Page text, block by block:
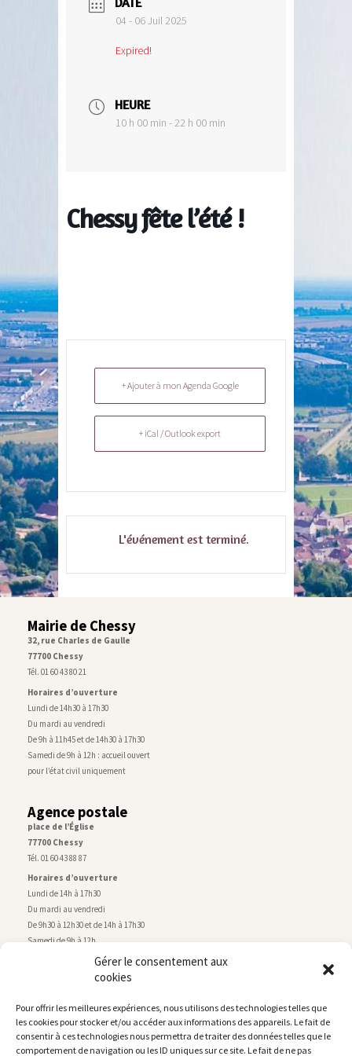
Gérer le consentement aux
cookies
Pour offrir les meilleures expériences, nous utilisons des technologies telles que
les cookies pour stocker et/ou accéder aux informations des appareils. Le fait de
consentir à ces technologies nous permettra de traiter des données telles que le
comportement de navigation ou les ID uniques sur ce site. Le fait de ne pas
04 - 06 Juil 2025
Expired!
HEURE
10 h 00 min - 22 h 00 min
Chessy fête l’été !
+ Ajouter à mon Agenda Google
+ iCal / Outlook export
L'événement est terminé.
Mairie de Chessy
32, rue Charles de Gaulle
77700 Chessy
Tél. 01 60 43 80 21
Horaires d’ouverture
Lundi de 14h30 à 17h30
Du mardi au vendredi
De 9h à 11h45 et de 14h30 à 17h30
Samedi de 9h à 12h : accueil ouvert
pour l’état civil uniquement
Agence postale
place de l’Église
77700 Chessy
Tél. 01 60 43 88 87
Horaires d’ouverture
Lundi de 14h à 17h30
Du mardi au vendredi
De 9h30 à 12h30 et de 14h à 17h30
Samedi de 9h à 12h
Service technique
rue de Montry–77700 Chessy
Tél. 01 60 43 52 63
Horaires d’ouverture